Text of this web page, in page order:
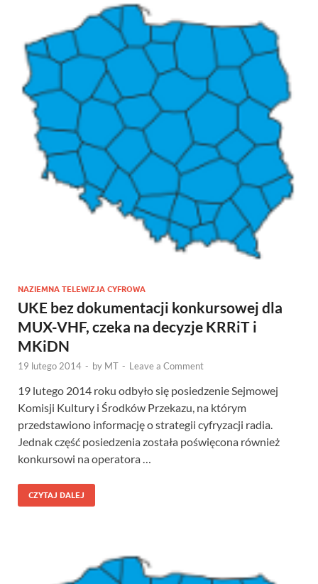
NAZIEMNA TELEWIZJA CYFROWA
UKE bez dokumentacji konkursowej dla
MUX-VHF, czeka na decyzje KRRiT i
MKiDN
19 lutego 2014 - by MT - Leave a Comment
19 lutego 2014 roku odbyło się posiedzenie Sejmowej
Komisji Kultury i Środków Przekazu, na którym
przedstawiono informację o strategii cyfryzacji radia.
Jednak część posiedzenia została poświęcona również
konkursowi na operatora …
CZYTAJ DALEJ